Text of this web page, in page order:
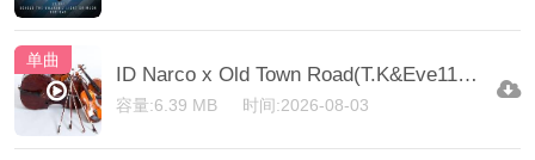
单曲
ID Narco x Old Town Road(T.K&Eve11 Mix)
容量:6.39 MB 时间:2026-08-03